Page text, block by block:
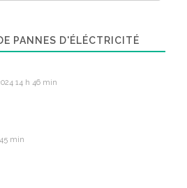
PANNES D'ÉLÉCTRICITÉ
14 h 46 min
min